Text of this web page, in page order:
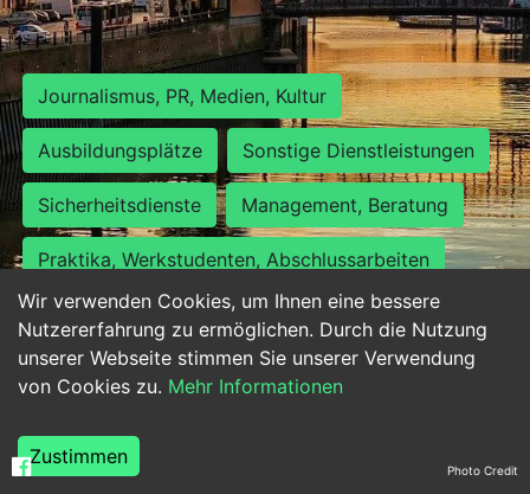
Wir verwenden Cookies, um Ihnen eine bessere
Nutzererfahrung zu ermöglichen. Durch die Nutzung
unserer Webseite stimmen Sie unserer Verwendung
von Cookies zu. Mehr Informationen
Zustimmen
Journalismus, PR, Medien, Kultur
Ausbildungsplätze Sonstige Dienstleistungen
Sicherheitsdienste Management, Beratung
Praktika, Werkstudenten, Abschlussarbeiten
Personalwesen Assistenz, Sekretariat
Hilfskräfte, Aushilfs- und Nebenjobs
Weiterbildung, Studium, duale Ausbildung Photo Credit